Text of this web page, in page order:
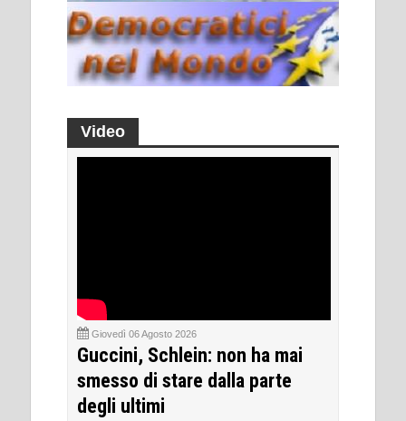
Video
Giovedì 06 Agosto 2026
Guccini, Schlein: non ha mai
smesso di stare dalla parte
degli ultimi